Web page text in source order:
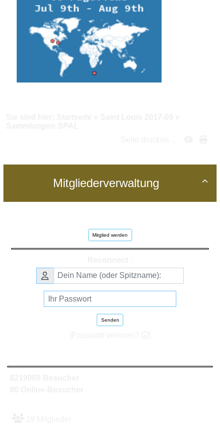

Mitgliederverwaltung
Mitglied werden
Senden